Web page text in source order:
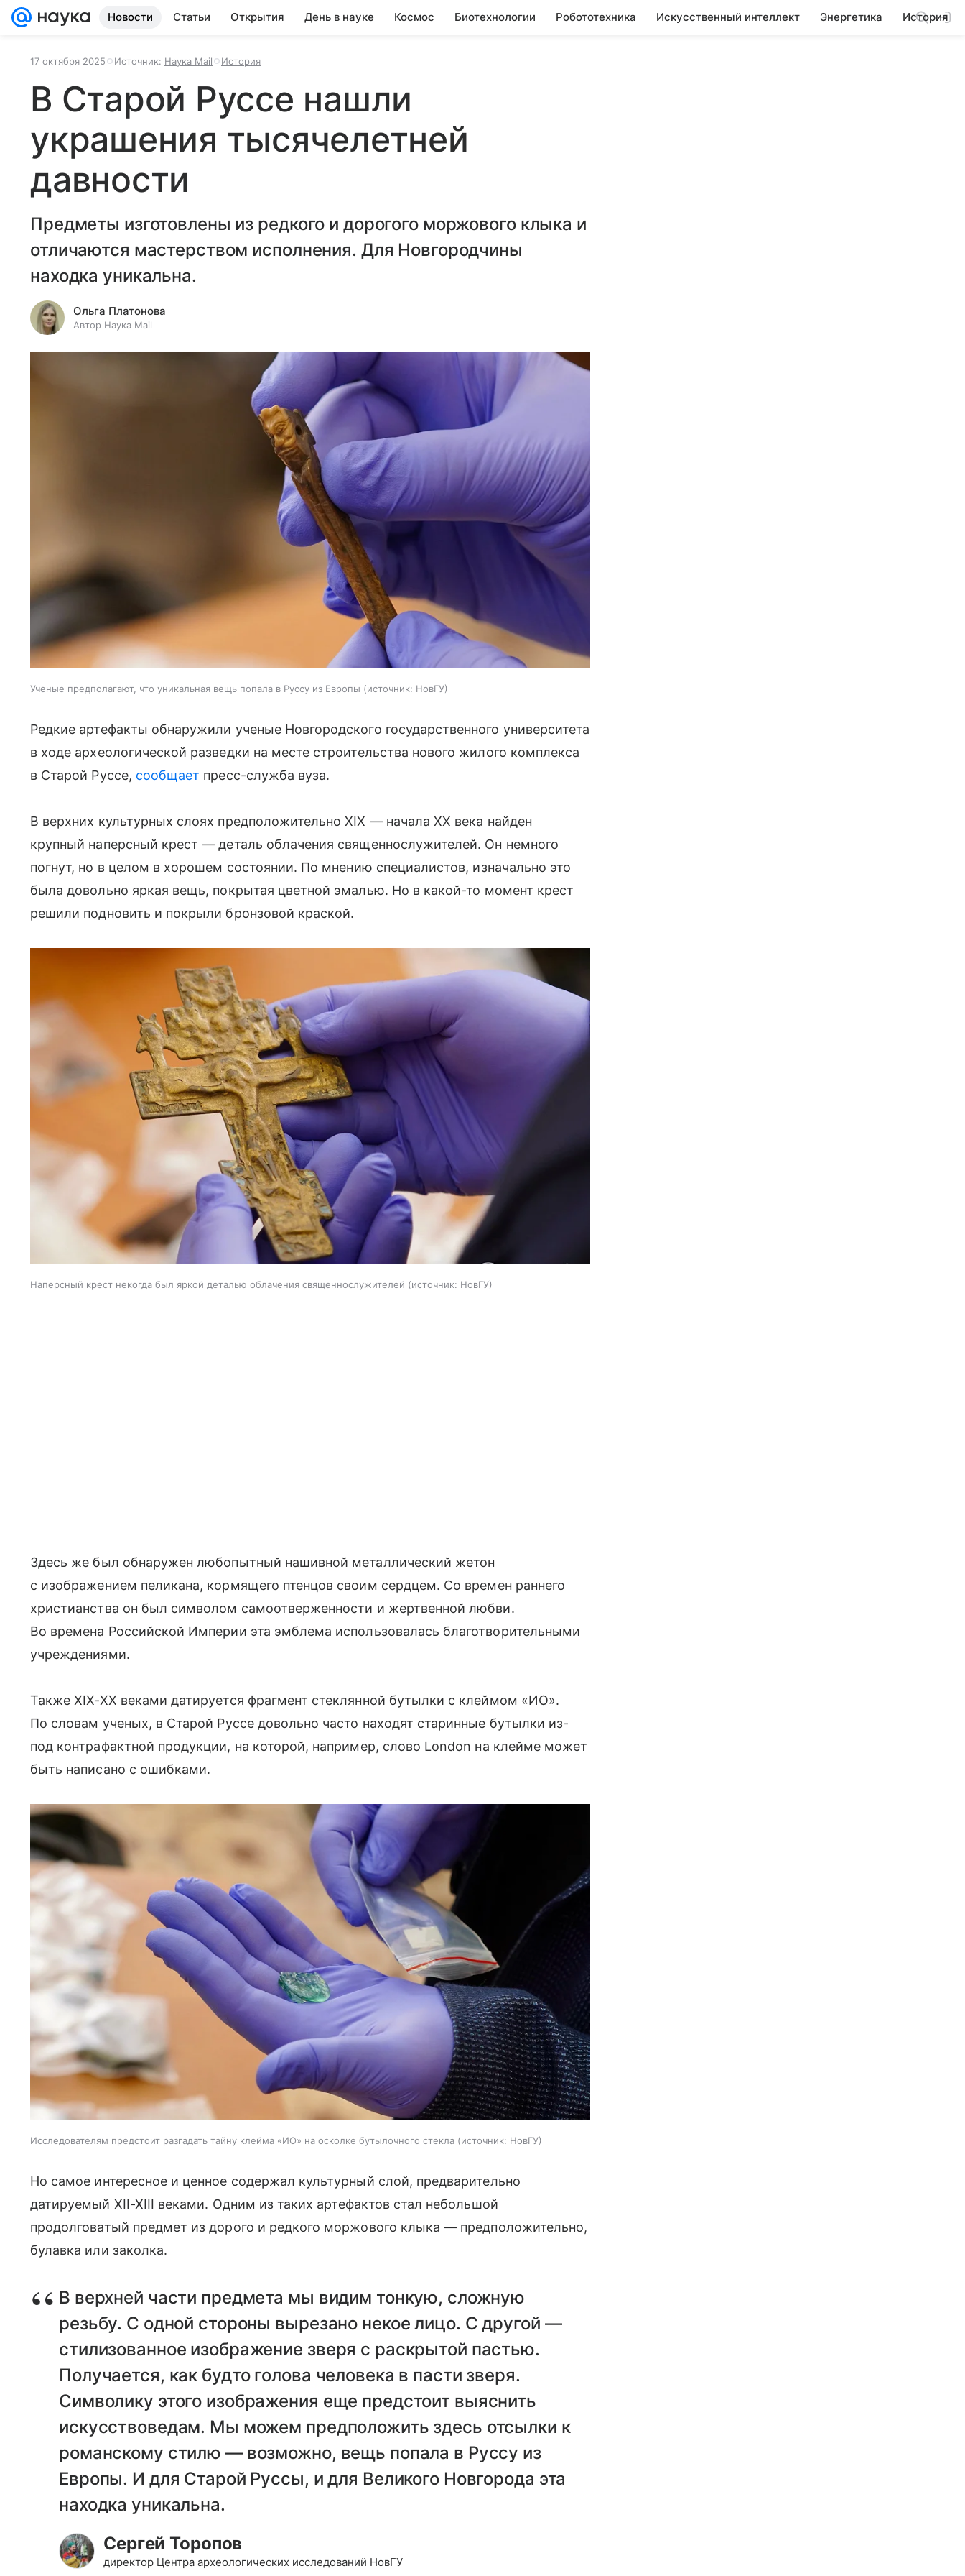
Новости Статьи Открытия День в науке Космос Биотехнологии Робототехника Искусственный интеллект Энергетика История
17 октября 2025 Источник: Наука Mail История
В Старой Руссе нашли
украшения тысячелетней
давности
Предметы изготовлены из редкого и дорогого моржового клыка и
отличаются мастерством исполнения. Для Новгородчины
находка уникальна.
Ольга Платонова
Автор Наука Mail
Ученые предполагают, что уникальная вещь попала в Руссу из Европы источник: НовГУ
Редкие артефакты обнаружили ученые Новгородского государственного университета
в ходе археологической разведки на месте строительства нового жилого комплекса
в Старой Руссе, сообщает пресс-служба вуза.
В верхних культурных слоях предположительно XIX — начала ХХ века найден
крупный наперсный крест — деталь облачения священнослужителей. Он немного
погнут, но в целом в хорошем состоянии. По мнению специалистов, изначально это
была довольно яркая вещь, покрытая цветной эмалью. Но в какой-то момент крест
решили подновить и покрыли бронзовой краской.
Наперсный крест некогда был яркой деталью облачения священнослужителей источник: НовГУ
Здесь же был обнаружен любопытный нашивной металлический жетон
с изображением пеликана, кормящего птенцов своим сердцем. Со времен раннего
христианства он был символом самоотверженности и жертвенной любви.
Во времена Российской Империи эта эмблема использовалась благотворительными
учреждениями.
ТакжеXIX-XX веками датируется фрагмент стеклянной бутылки с клеймом «ИО».
По словам ученых, в Старой Руссе довольно часто находят старинные бутылки из-
под контрафактной продукции, на которой, например, слово London на клейме может
быть написано с ошибками.
Исследователям предстоит разгадать тайну клейма «ИО» на осколке бутылочного стекла источник: НовГУ
Но самое интересное и ценное содержал культурный слой, предварительно
датируемый XII-XIII веками. Одним из таких артефактов стал небольшой
продолговатый предмет из дорого и редкого моржового клыка — предположительно,
булавка или заколка.
В верхней части предмета мы видим тонкую, сложную
резьбу. С одной стороны вырезано некое лицо. С другой —
стилизованное изображение зверя с раскрытой пастью.
Получается, как будто голова человека в пасти зверя.
Символику этого изображения еще предстоит выяснить
искусствоведам. Мы можем предположить здесь отсылки к
романскому стилю — возможно, вещь попала в Руссу из
Европы. И для Старой Руссы, и для Великого Новгорода эта
находка уникальна.
Сергей Торопов
директор Центра археологических исследований НовГУ